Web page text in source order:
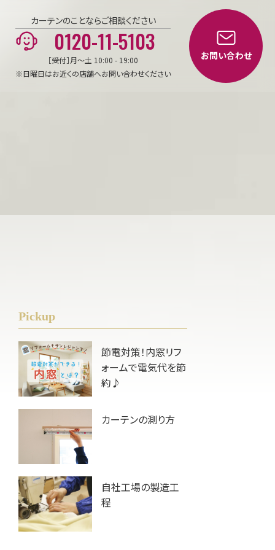
カーテンのことならご相談ください
0120-11-5103
［受付］月～土 10:00 - 19:00
※日曜日はお近くの店舗へお問い合わせください
お問い合わせ
Pickup
節電対策！内窓リフ
ォームで電気代を節
約♪
カーテンの測り方
自社工場の製造工
程